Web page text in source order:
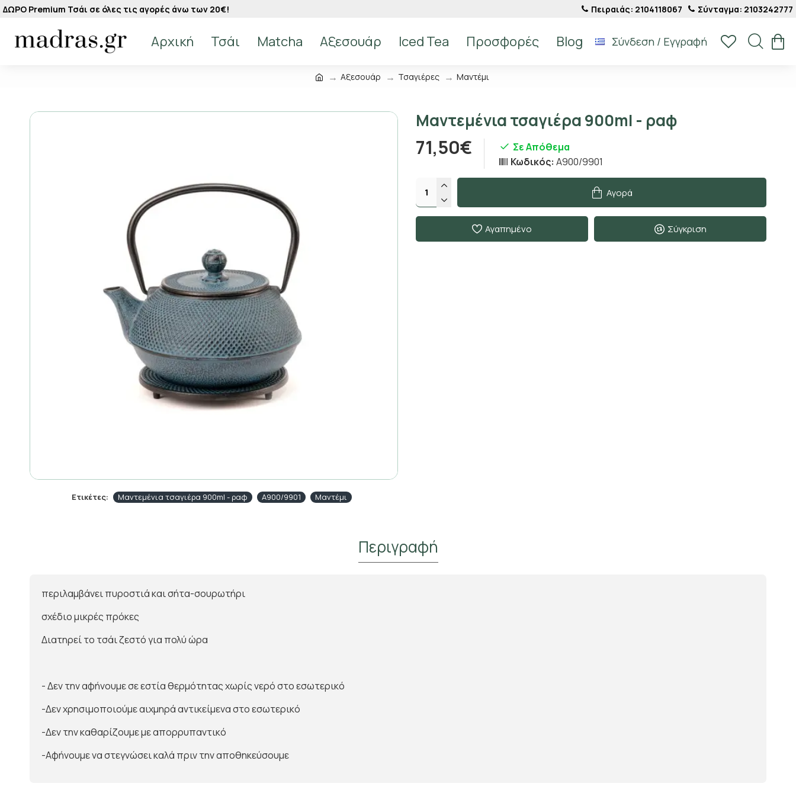
Κάνε Εγγραφή & Κέρδισε 10%
και μάθε πρώτος για νέες αρωματικές αφίξεις και
ΔΩΡΟ Premium Τσάι σε όλες τις αγορές άνω των 20€! Πειραιάς: 2104118067 Σύνταγμα: 2103242777
Αρχική Τσάι Matcha Αξεσουάρ Iced Tea Προσφορές Blog Σύνδεση / Εγγραφή
Αξεσουάρ Τσαγιέρες Μαντέμι
Ετικέτες: Μαντεμένια τσαγιέρα 900ml - ραφ A900/9901 Μαντέμι
Μαντεμένια τσαγιέρα 900ml - ραφ
71,50€
Σε Απόθεμα
Κωδικός: A900/9901
Αγορά
Αγαπημένο Σύγκριση
Περιγραφή
περιλαμβάνει πυροστιά και σήτα-σουρωτήρι
σχέδιο μικρές πρόκες
Διατηρεί το τσάι ζεστό για πολύ ώρα
- Δεν την αφήνουμε σε εστία θερμότητας χωρίς νερό στο εσωτερικό
-Δεν χρησιμοποιούμε αιχμηρά αντικείμενα στο εσωτερικό
-Δεν την καθαρίζουμε με απορρυπαντικό
-Αφήνουμε να στεγνώσει καλά πριν την αποθηκεύσουμε